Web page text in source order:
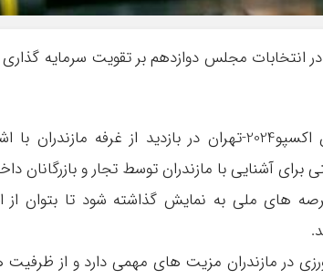
انتخابات مجلس دوازدهم بر تقویت سرمایه گذاری
احمد فاطمی در نمایشگاه ایران اکسپو2024-تهران در بازدید از
برای آشنایی با مازندران توسط تجار و
های ملی به نمایش گذاشته شود تا بتوان از
در مازندران مزیت های مهمی دارد و از ظرفیت